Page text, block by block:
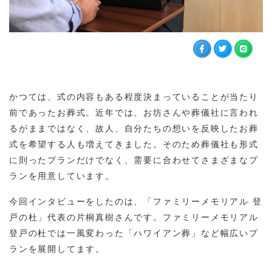
かつては、式の内容もある程度決まっていることが当たり
前であったお葬式。近年では、お坊さんや葬儀社に言われ
るがままではなく、故人、自分たちの想いを反映したお葬
式を希望する人も増えてきました。そのため葬儀社も形式
に則ったプランだけでなく、需要に合わせてさまざまなプ
ランを用意しています。
今回インタビューをしたのは、「ファミリーメモリアル 登
戸の杜」代表の片桐真樹さんです。ファミリーメモリアル
登戸の杜では一風変わった「ハワイアン葬」など幅広いプ
ランを展開してます。